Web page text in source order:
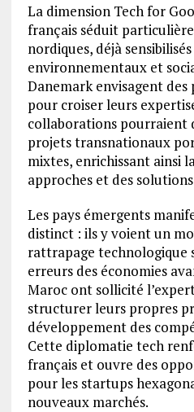
La dimension Tech for
français séduit
nordiques, déjà
environnementaux et
Danemark envisagent
pour croiser leurs
collaborations pourraient
projets transnationaux
mixtes, enrichissant ainsi
approches et des
Les pays émergents
distinct : ils y voient un
rattrapage technologique
erreurs des économies
Maroc ont sollicité
structurer leurs propres
développement des
Cette diplomatie tech
français et ouvre des
pour les startups
nouveaux marchés.